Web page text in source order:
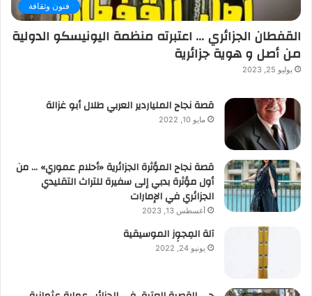
فنون وثقافة
القفطان الجزائري … اعتبرته منظمة اليونيسكو الدولية
من أصل و هوية جزائرية
يوليو 25, 2023
قصة نجاح الملياردير العربي طلال أبو غزالة
مايو 10, 2022
قصة نجاح المؤثرة الجزائرية «أحلام عموري» … من
أول مؤثرة بدبي إلى سفيرة للتراث التقليدي
الجزائري في الإمارات
أغسطس 13, 2023
آلة المِجوِز الموسيقية‎‎
يونيو 24, 2022